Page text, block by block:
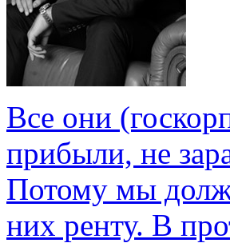
Все они
прибыли, не
Потому мы
них ренту. В